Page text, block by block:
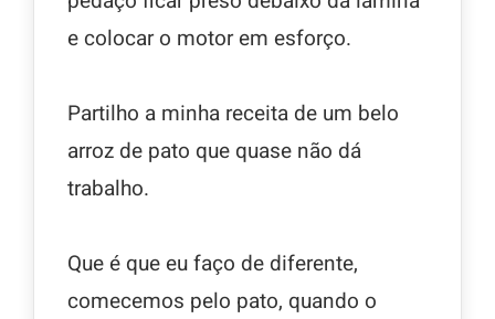
e colocar o motor em esforço.
Partilho a minha receita de um belo
arroz de pato que quase não dá
trabalho.
Que é que eu faço de diferente,
comecemos pelo pato, quando o